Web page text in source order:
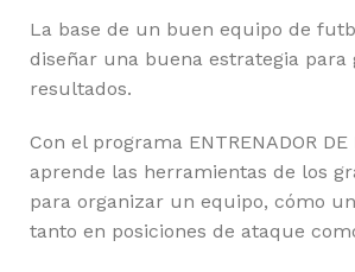
La base de un buen equipo de
diseñar una buena estrategia para
resultados.
Con el programa ENTRENADOR DE
aprende las herramientas de los
para organizar un equipo, cómo
tanto en posiciones de ataque